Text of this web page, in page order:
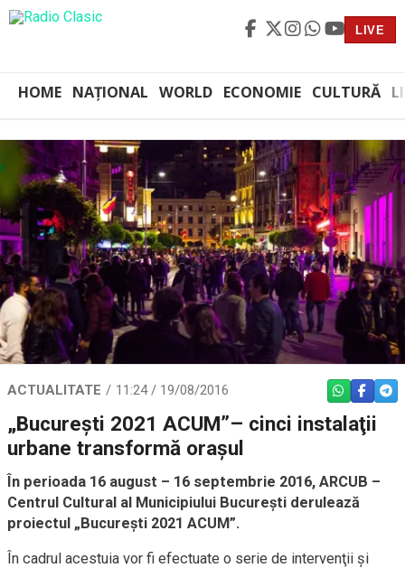
LIVE
HOME NAȚIONAL WORLD ECONOMIE CULTURĂ
ACTUALITATE 11:24 / 19/08/2016 WHATSAPP
„Bucureşti 2021 ACUM”– cinci instalaţii
urbane transformă oraşul
În perioada 16 august – 16 septembrie 2016, ARCUB –
Centrul Cultural al Municipiului Bucureşti derulează
proiectul „Bucureşti 2021 ACUM”.
În cadrul acestuia vor fi efectuate o serie de intervenţii şi